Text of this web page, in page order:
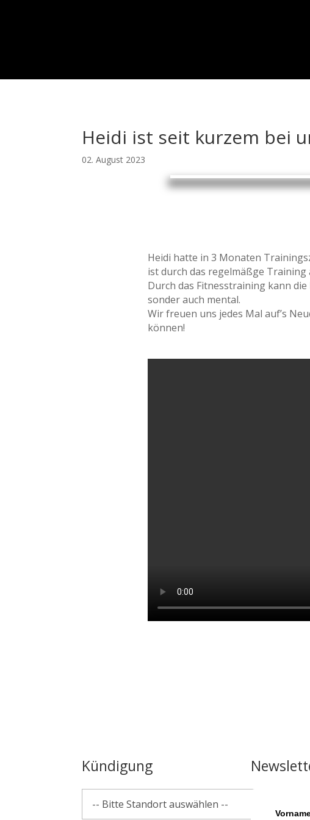
Heidi ist seit kurzem bei
02. August 2023
Heidi hatte in 3 Monaten
ist durch das regelmäßge
Durch das Fitnesstraining kann
sonder auch mental.
Wir freuen uns jedes Mal auf’s
können!
Kündigung